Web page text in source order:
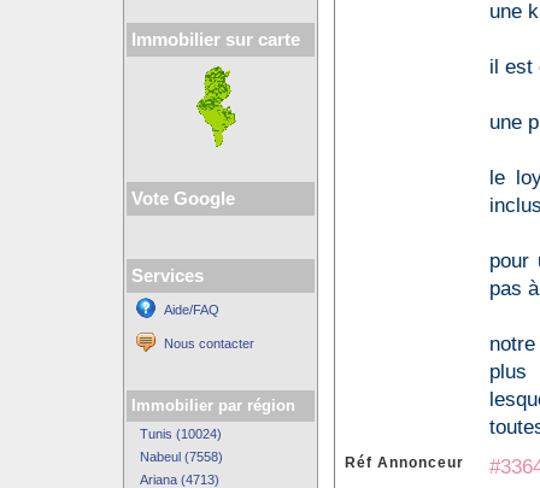
Immobilier sur carte
Vote Google
Services
Aide/FAQ
Nous contacter
Immobilier par région
Tunis (10024)
Nabeul (7558)
Ariana (4713)
une
il est
une
le
pour
pas
plus
Réf Annonceur